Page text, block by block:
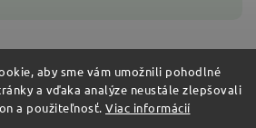
aby sme vám umožnili pohodlné
a vďaka analýze neustále zlepšovali
a použiteľnosť. Viac informácií
- Elektroinštalačný materiál, svietidlá.
práva vyhradené.